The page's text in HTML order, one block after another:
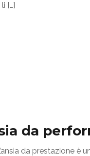
[…]
da
da prestazione